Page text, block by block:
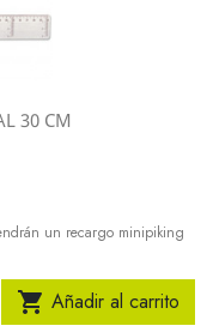
30 CM
un recargo minipiking
 Añadir al carrito